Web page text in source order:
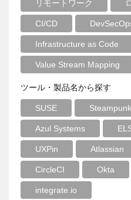
リモートワーク
CI/CD
Infrastructure as Code
Value Stream Mapping
ツール・製品名から探す
SUSE
Azul Systems
UXPin Atlassian
CircleCI Okta
integrate.io